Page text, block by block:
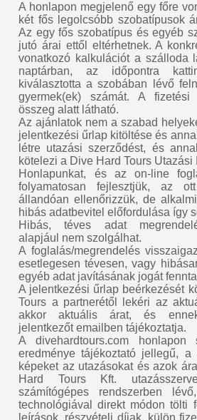
A honlapon megjelenő egy főre
két fős legolcsóbb szobatípusok
Az egy fős szobatípus és egyéb
jutó árai ettől eltérhetnek. A
vonatkozó kalkulációt a szálloda
naptárban, az időpontra
kiválasztotta a szobában lévő
gyermek(ek) számát. A
összeg alatt látható.
Az ajánlatok nem a szabad
jelentkezési űrlap kitöltése és
létre utazási szerződést, és
kötelezi a Dive Hard Tours Utazási
Honlapunkat, és az on-line
folyamatosan fejlesztjük, az
állandóan ellenőrizzük, de
hibás adatbevitel előfordulása így
Hibás, téves adat
alapjául nem szolgálhat.
A foglalás/megrendelés
esetlegesen tévesen, vagy
egyéb adat javításának jogát
A jelentkezési űrlap beérkezését
Tours a partnerétől lekéri az
akkor aktuális árat, és
jelentkezőt emailben tájékoztatja.
A divehardtours.com honlapon
eredménye tájékoztató jellegű, a
képeket az utazásokat és azok
Hard Tours Kft.
számítógépes rendszerben
technológiával direkt módon tölti